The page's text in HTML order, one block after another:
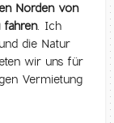
Norden von
fahren. Ich
die Natur
wir uns für
Vermietung